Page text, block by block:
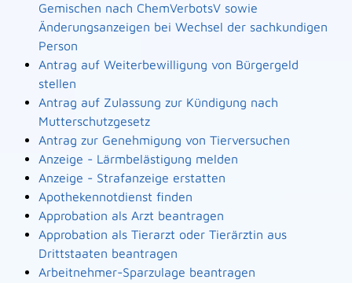
Gemischen nach ChemVerbotsV sowie
Änderungsanzeigen bei Wechsel der sachkundigen
Person
Antrag auf Weiterbewilligung von Bürgergeld
stellen
Antrag auf Zulassung zur Kündigung nach
Mutterschutzgesetz
Antrag zur Genehmigung von Tierversuchen
Anzeige - Lärmbelästigung melden
Anzeige - Strafanzeige erstatten
Apothekennotdienst finden
Approbation als Arzt beantragen
Approbation als Tierarzt oder Tierärztin aus
Drittstaaten beantragen
Arbeitnehmer-Sparzulage beantragen